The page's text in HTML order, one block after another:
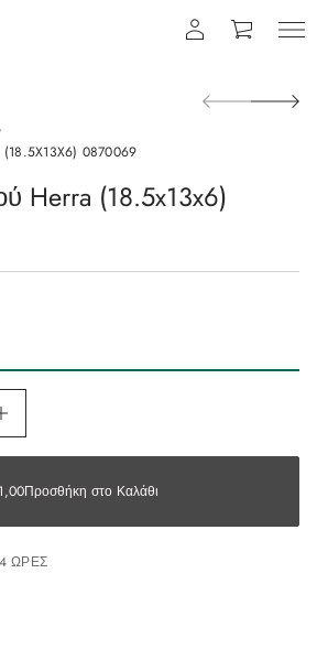
0870069
Herra (18.5x13x6)
Προσθήκη στο Καλάθι
ΏΡΕΣ